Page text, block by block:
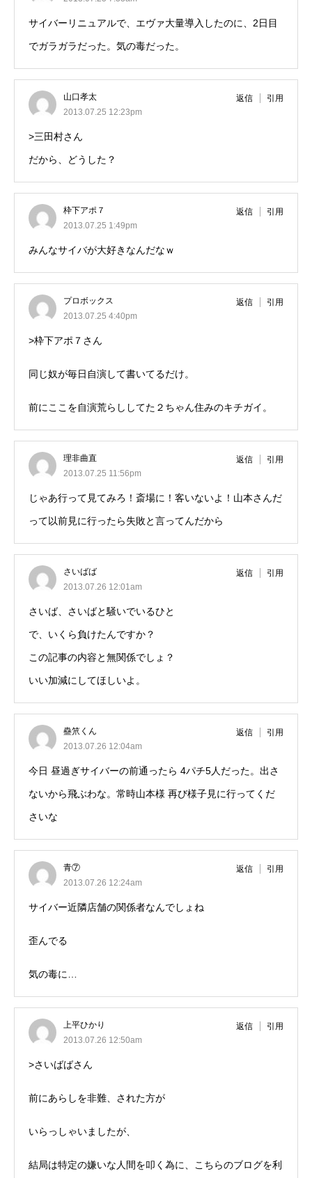
サイバーリニュアルで、エヴァ大量導入したのに、2日目
でガラガラだった。気の毒だった。
山口孝太
2013.07.25 12:23pm
返信 引用
>三田村さん
だから、どうした？
枠下アポ７
2013.07.25 1:49pm
返信 引用
みんなサイバが大好きなんだなｗ
プロボックス
2013.07.25 4:40pm
返信 引用
>枠下アポ７さん
同じ奴が毎日自演して書いてるだけ。
前にここを自演荒らししてた２ちゃん住みのキチガイ。
理非曲直
2013.07.25 11:56pm
返信 引用
じゃあ行って見てみろ！斎場に！客いないよ！山本さんだ
って以前見に行ったら失敗と言ってんだから
さいばば
2013.07.26 12:01am
返信 引用
さいば、さいばと騒いでいるひと
で、いくら負けたんですか？
この記事の内容と無関係でしょ？
いい加減にしてほしいよ。
蠱笊くん
2013.07.26 12:04am
返信 引用
今日 昼過ぎサイバーの前通ったら 4パチ5人だった。出さ
ないから飛ぶわな。常時山本様 再び様子見に行ってくだ
さいな
青⑦
2013.07.26 12:24am
返信 引用
サイバー近隣店舗の関係者なんでしょね
歪んでる
気の毒に…
上平ひかり
2013.07.26 12:50am
返信 引用
>さいばばさん
前にあらしを非難、された方が
いらっしゃいましたが、
結局は特定の嫌いな人間を叩く為に、こちらのブログを利